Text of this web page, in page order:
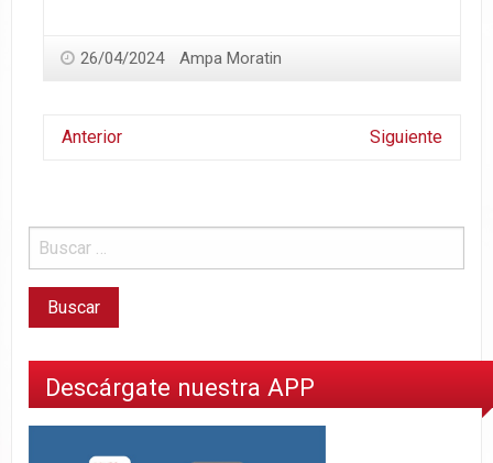
26/04/2024 Ampa Moratin
Anterior Siguiente
Descárgate nuestra APP